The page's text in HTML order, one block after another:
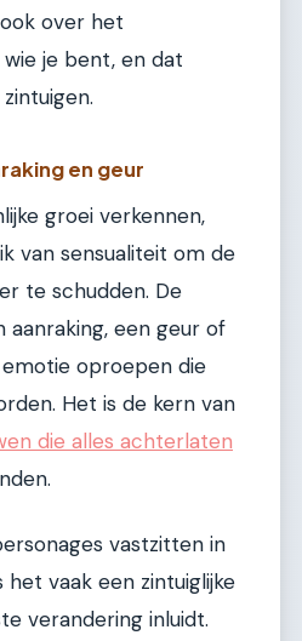
over het
je bent, en dat
en geur
groei verkennen,
van sensualiteit om de
te schudden. De
aanraking, een geur of
oproepen die
Het is de kern van
die alles achterlaten
vastzitten in
het vaak een zintuiglijke
verandering inluidt.